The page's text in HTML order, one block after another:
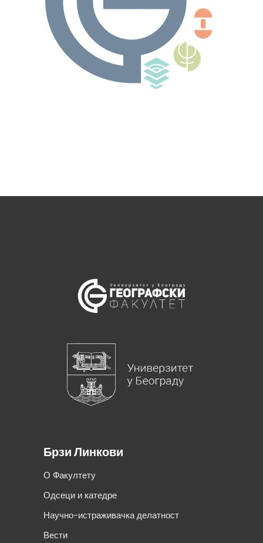
Брзи Линкови
О Факултету
Одсеци и катедре
Научно-истраживачка делатност
Вести